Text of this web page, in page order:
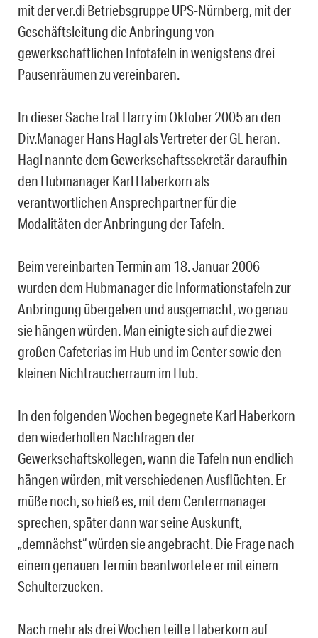
mit der ver.di Betriebsgruppe UPS-Nürnberg, mit der
Geschäftsleitung die Anbringung von
gewerkschaftlichen Infotafeln in wenigstens drei
Pausenräumen zu vereinbaren.
In dieser Sache trat Harry im Oktober 2005 an den
Div.Manager Hans Hagl als Vertreter der GL heran.
Hagl nannte dem Gewerkschaftssekretär daraufhin
den Hubmanager Karl Haberkorn als
verantwortlichen Ansprechpartner für die
Modalitäten der Anbringung der Tafeln.
Beim vereinbarten Termin am 18. Januar 2006
wurden dem Hubmanager die Informationstafeln zur
Anbringung übergeben und ausgemacht, wo genau
sie hängen würden. Man einigte sich auf die zwei
großen Cafeterias im Hub und im Center sowie den
kleinen Nichtraucherraum im Hub.
In den folgenden Wochen begegnete Karl Haberkorn
den wiederholten Nachfragen der
Gewerkschaftskollegen, wann die Tafeln nun endlich
hängen würden, mit verschiedenen Ausflüchten. Er
müße noch, so hieß es, mit dem Centermanager
sprechen, später dann war seine Auskunft,
„demnächst“ würden sie angebracht. Die Frage nach
einem genauen Termin beantwortete er mit einem
Schulterzucken.
Nach mehr als drei Wochen teilte Haberkorn auf